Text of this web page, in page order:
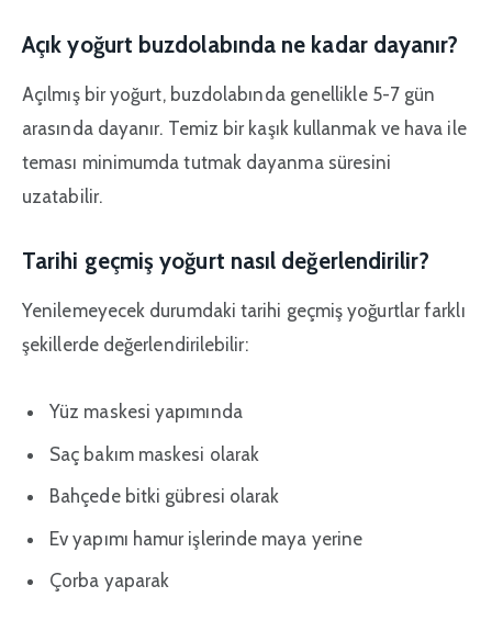
Açık yoğurt buzdolabında ne kadar dayanır?
Açılmış bir yoğurt, buzdolabında genellikle 5-7 gün
arasında dayanır. Temiz bir kaşık kullanmak ve hava ile
teması minimumda tutmak dayanma süresini
uzatabilir.
Tarihi geçmiş yoğurt nasıl değerlendirilir?
Yenilemeyecek durumdaki tarihi geçmiş yoğurtlar farklı
şekillerde değerlendirilebilir:
Yüz maskesi yapımında
Saç bakım maskesi olarak
Bahçede bitki gübresi olarak
Ev yapımı hamur işlerinde maya yerine
Çorba yaparak